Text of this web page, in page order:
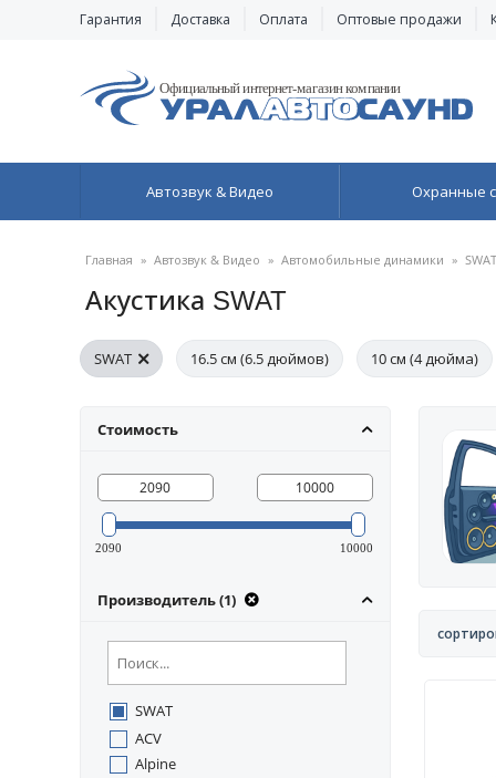
Гарантия Доставка Оплата Оптовые продажи
Автозвук & Видео Охранные
Главная » Автозвук & Видео » Автомобильные динамики » SWAT
Акустика SWAT
SWAT 16.5 см (6.5 дюймов) 10 см (4 дюйма)
Стоимость
2090 10000
Производитель (1)
SWAT
ACV
Alpine